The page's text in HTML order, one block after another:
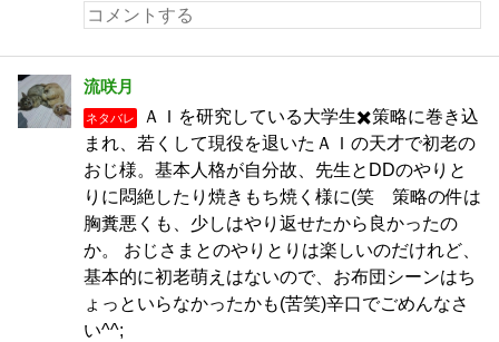
流咲月
ネタバレ
ＡＩを研究している大学生✖️策略に巻き込
まれ、若くして現役を退いたＡＩの天才で初老の
おじ様。基本人格が自分故、先生とDDのやりと
りに悶絶したり焼きもち焼く様に(笑 策略の件は
胸糞悪くも、少しはやり返せたから良かったの
か。 おじさまとのやりとりは楽しいのだけれど、
基本的に初老萌えはないので、お布団シーンはち
ょっといらなかったかも(苦笑)辛口でごめんなさ
い^^;